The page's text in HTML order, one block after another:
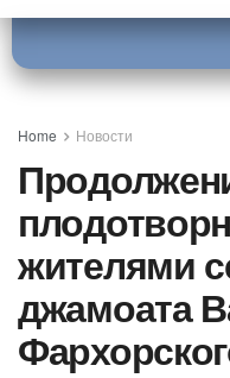
Home Новости
жителями
джамоата